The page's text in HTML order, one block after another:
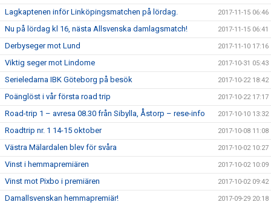
Lagkaptenen inför Linköpingsmatchen på lördag. 2017-11-15 06:46
Nu på lördag kl 16, nästa Allsvenska damlagsmatch! 2017-11-15 06:41
Derbyseger mot Lund 2017-11-10 17:16
Viktig seger mot Lindome 2017-10-31 05:43
Serieledarna IBK Göteborg på besök 2017-10-22 18:42
Poänglöst i vår första road trip 2017-10-22 17:17
Road-trip 1 – avresa 08.30 från Sibylla, Åstorp – rese-info 2017-10-10 13:32
Roadtrip nr. 1 14-15 oktober 2017-10-08 11:08
Västra Mälardalen blev för svåra 2017-10-02 10:27
Vinst i hemmapremiären 2017-10-02 10:09
Vinst mot Pixbo i premiären 2017-10-02 09:42
Damallsvenskan hemmapremiär! 2017-09-29 20:18